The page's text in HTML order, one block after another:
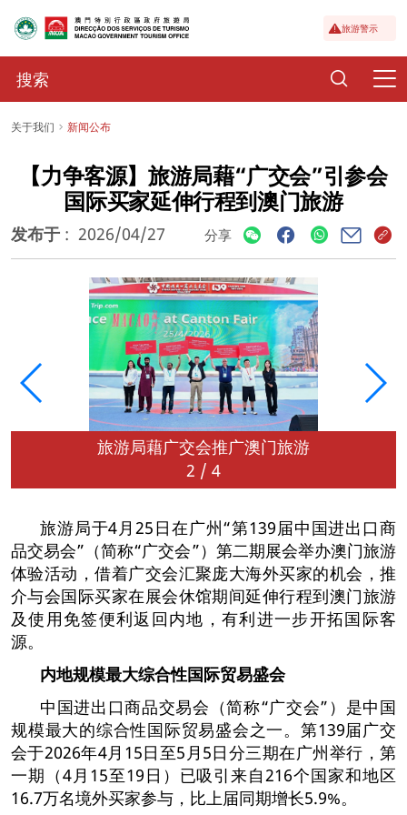
旅游警示
关于我们 新闻公布
【力争客源】旅游局藉“广交会”引参会
国际买家延伸行程到澳门旅游
发布于 : 2026/04/27 分享
旅游局藉广交会推广澳门旅游
2 / 4
旅游局于4月25日在广州“第139届中国进出口商
品交易会”（简称“广交会”）第二期展会举办澳门旅游
体验活动，借着广交会汇聚庞大海外买家的机会，推
介与会国际买家在展会休馆期间延伸行程到澳门旅游
及使用免签便利返回内地，有利进一步开拓国际客
源。
内地规模最大综合性国际贸易盛会
中国进出口商品交易会（简称“广交会”）是中国
规模最大的综合性国际贸易盛会之一。第139届广交
会于2026年4月15日至5月5日分三期在广州举行，第
一期（4月15至19日）已吸引来自216个国家和地区
16.7万名境外买家参与，比上届同期增长5.9%。